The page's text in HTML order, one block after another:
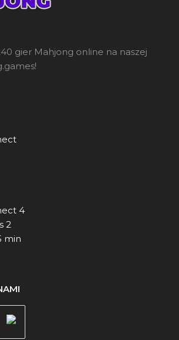
gier Mahjong online na naszej
4
2
min